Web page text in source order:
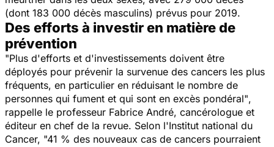
(dont 183 000 décès masculins) prévus pour 2019.
Des efforts à investir en matière de
prévention
"Plus d'efforts et d'investissements doivent être
déployés pour prévenir la survenue des cancers les plus
fréquents, en particulier en réduisant le nombre de
personnes qui fument et qui sont en excès pondéral",
rappelle le professeur Fabrice André, cancérologue et
éditeur en chef de la revue. Selon l'Institut national du
Cancer, "41 % des nouveaux cas de cancers pourraient